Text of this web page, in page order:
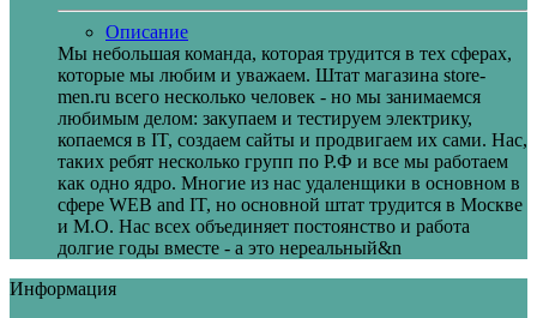
Описание
Мы небольшая команда, которая трудится в тех сферах,
которые мы любим и уважаем. Штат магазина store-
men.ru всего несколько человек - но мы занимаемся
любимым делом: закупаем и тестируем электрику,
копаемся в IT, создаем сайты и продвигаем их сами. Нас,
таких ребят несколько групп по Р.Ф и все мы работаем
как одно ядро. Многие из нас удаленщики в основном в
сфере WEB and IT, но основной штат трудится в Москве
и М.О. Нас всех объединяет постоянство и работа
долгие годы вместе - а это нереальный&n
Информация